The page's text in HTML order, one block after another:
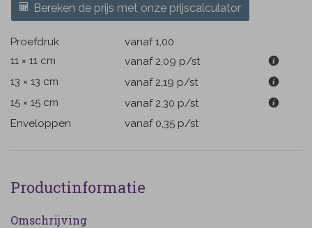
Bereken de prijs met onze prijscalculator
Proefdruk
vanaf 1,00
11 × 11 cm
vanaf 2,09 p/st
13 × 13 cm
vanaf 2,19 p/st
15 × 15 cm
vanaf 2,30 p/st
Enveloppen
vanaf 0,35 p/st
Productinformatie
Omschrijving